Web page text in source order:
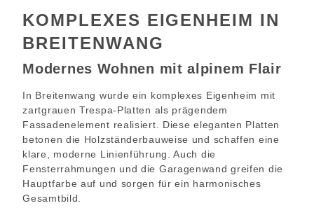
KOMPLEXES EIGENHEIM IN
BREITENWANG
Modernes Wohnen mit alpinem Flair
In Breitenwang wurde ein komplexes Eigenheim mit
zartgrauen Trespa-Platten als prägendem
Fassadenelement realisiert. Diese eleganten Platten
betonen die Holzständerbauweise und schaffen eine
klare, moderne Linienführung. Auch die
Fensterrahmungen und die Garagenwand greifen die
Hauptfarbe auf und sorgen für ein harmonisches
Gesamtbild.